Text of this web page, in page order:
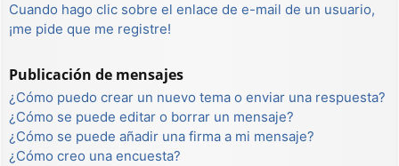
Cuando hago clic sobre el enlace de e-mail de un usuario,
¡me pide que me registre!
Publicación de mensajes
¿Cómo puedo crear un nuevo tema o enviar una respuesta?
¿Cómo se puede editar o borrar un mensaje?
¿Cómo se puede añadir una firma a mi mensaje?
¿Cómo creo una encuesta?